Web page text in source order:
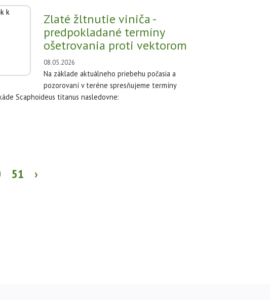
Zlaté žltnutie viniča -
predpokladané termíny
ošetrovania proti vektorom
08.05.2026
Na základe aktuálneho priebehu počasia a
pozorovaní v teréne spresňujeme termíny
Scaphoideus titanus nasledovne:
51 ›